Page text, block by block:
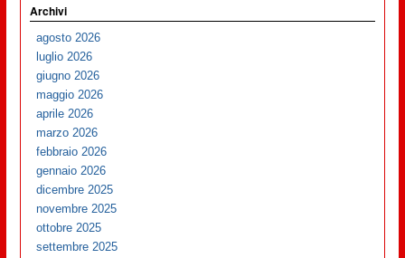
Archivi
agosto 2026
luglio 2026
giugno 2026
maggio 2026
aprile 2026
marzo 2026
febbraio 2026
gennaio 2026
dicembre 2025
novembre 2025
ottobre 2025
settembre 2025